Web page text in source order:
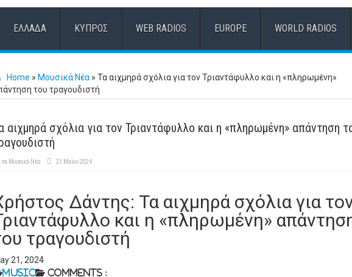
ΕΛΛΆΔΑ ΚΎΠΡΟΣ WEB RADIOS EUROPE WORLD RADIOS
Home » Μουσικά Νέα » Τα αιχμηρά σχόλια για τον Τριαντάφυλλο και η «πληρωμένη»
του τραγουδιστή
αιχμηρά σχόλια για τον Τριαντάφυλλο και η «πληρωμένη» απάντηση
σε Μουσικά Νέα 21 Μαΐου 2024
Δάντης: Τα αιχμηρά σχόλια για
και η «πληρωμένη»
τραγουδιστή
21, 2024
Music Comments :